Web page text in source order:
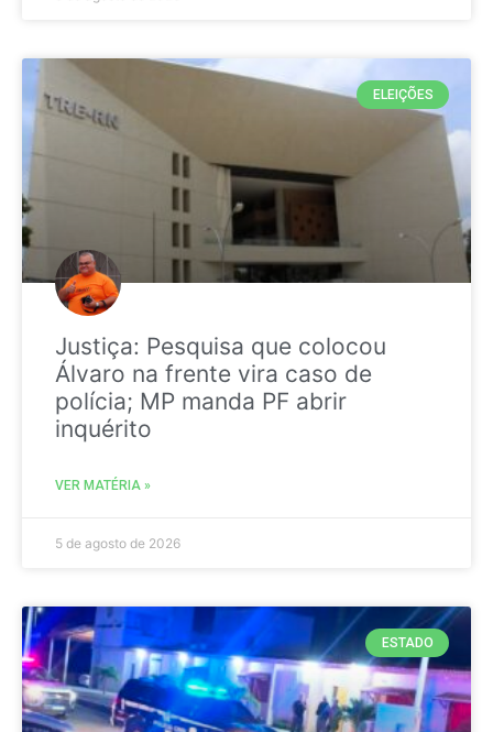
ELEIÇÕES
Justiça: Pesquisa que colocou
Álvaro na frente vira caso de
polícia; MP manda PF abrir
inquérito
VER MATÉRIA »
5 de agosto de 2026
ESTADO